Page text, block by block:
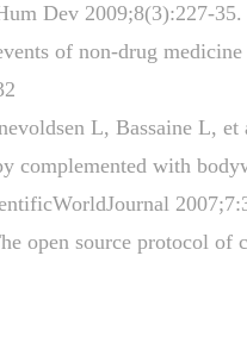
Dev 2009;8(3):227-35.
of non-drug
L, Bassaine L,
complemented with
open source protocol